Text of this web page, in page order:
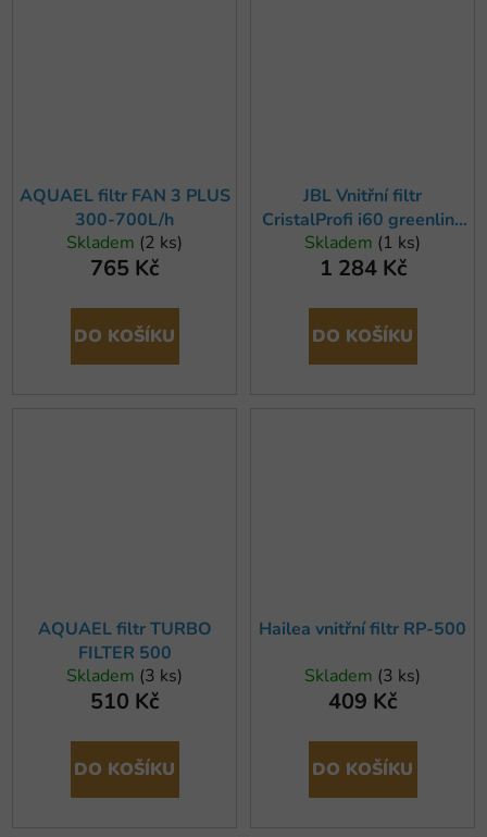
AQUAEL filtr FAN 3 PLUS
300-700L/h
Skladem (2 ks)
765 Kč
DO KOŠÍKU
JBL Vnitřní filtr
CristalProfi i60 greenline
pro akvária, 40-80 l
Skladem (1 ks)
1 284 Kč
DO KOŠÍKU
AQUAEL filtr TURBO
FILTER 500
Skladem (3 ks)
510 Kč
DO KOŠÍKU
Hailea vnitřní filtr RP-500
Skladem (3 ks)
409 Kč
DO KOŠÍKU